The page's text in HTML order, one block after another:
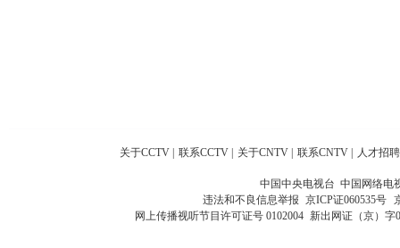
关于CCTV 联系CCTV 关于CNTV 联系CNTV 人才招聘
中国中央电视台 中国网络电
违法和不良信息举报 京ICP证060535号
网上传播视听节目许可证号 0102004 新出网证（京）